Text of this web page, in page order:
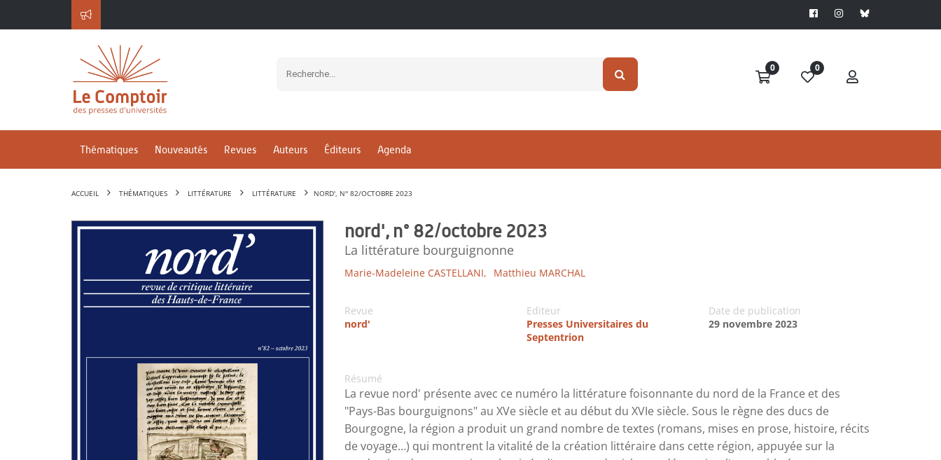
0 0
Thématiques Nouveautés Revues Auteurs Éditeurs Agenda
ACCUEIL THÉMATIQUES LITTÉRATURE LITTÉRATURE NORD', N° 82/OCTOBRE 2023
nord', n° 82/octobre 2023
La littérature bourguignonne
Marie-Madeleine CASTELLANI, Matthieu MARCHAL
Revue
nord'
Editeur
Presses Universitaires du
Septentrion
Date de publication
29 novembre 2023
Résumé
La revue nord' présente avec ce numéro la littérature foisonnante du nord de la France et des
"Pays-Bas bourguignons" au XVe siècle et au début du XVIe siècle. Sous le règne des ducs de
Bourgogne, la région a produit un grand nombre de textes (romans, mises en prose, histoire, récits
de voyage…) qui montrent la vitalité de la création littéraire dans cette région, appuyée sur la